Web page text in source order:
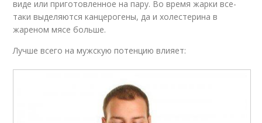
виде или приготовленное на пару. Во время жарки все-
таки выделяются канцерогены, да и холестерина в
жареном мясе больше.
Лучше всего на мужскую потенцию влияет: